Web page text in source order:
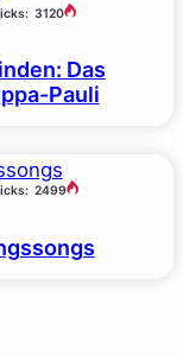
3120
Das
Pauli
2499